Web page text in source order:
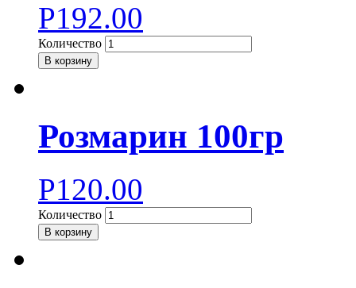
Р192.00
Количество
В корзину
Розмарин 100гр
Р120.00
Количество
В корзину